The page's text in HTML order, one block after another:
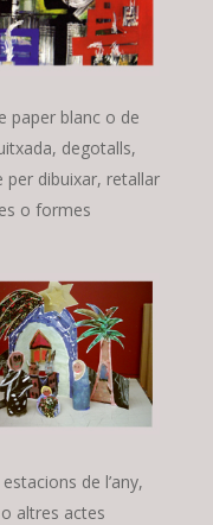
paper blanc o de
degotalls,
per dibuixar, retallar
o formes
de l’any,
altres actes